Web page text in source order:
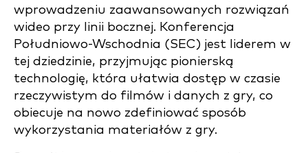
wprowadzeniu zaawansowanych rozwiązań
wideo przy linii bocznej. Konferencja
Południowo-Wschodnia (SEC) jest liderem w
tej dziedzinie, przyjmując pionierską
technologię, która ułatwia dostęp w czasie
rzeczywistym do filmów i danych z gry, co
obiecuje na nowo zdefiniować sposób
wykorzystania materiałów z gry.